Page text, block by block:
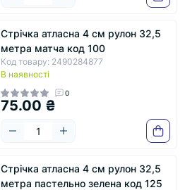
Стрічка атласна 4 см рулон 32,5
метра матча код 100
Код товару: 2490284877
В наявності
0
75.00 ₴
Стрічка атласна 4 см рулон 32,5
метра пастельно зелена код 125